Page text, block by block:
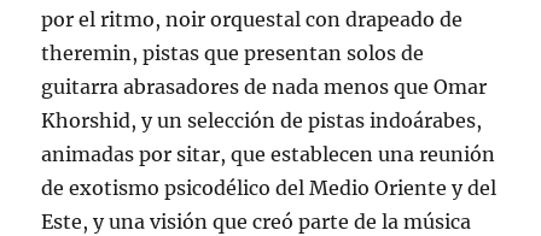
por el ritmo, noir orquestal con drapeado de
theremin, pistas que presentan solos de
guitarra abrasadores de nada menos que Omar
Khorshid, y un selección de pistas indoárabes,
animadas por sitar, que establecen una reunión
de exotismo psicodélico del Medio Oriente y del
Este, y una visión que creó parte de la música